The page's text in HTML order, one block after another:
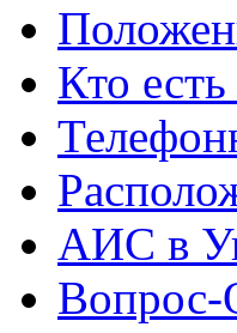
Кто
АИС в
Вопрос-